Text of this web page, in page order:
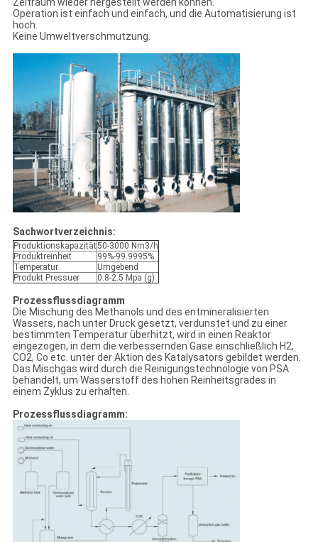
Zeitraum wieder hergestellt werden können.
Operation ist einfach und einfach, und die Automatisierung ist
hoch.
Keine Umweltverschmutzung.
Sachwortverzeichnis:
Produktionskapazität50-3000 Nm3/h
Produktreinheit
99%-99.9995%
Temperatur
Umgebend
Produkt Pressuer
0.8-2.5 Mpa (g)
Prozessflussdiagramm
Die Mischung des Methanols und des entmineralisierten
Wassers, nach unter Druck gesetzt, verdunstet und zu einer
bestimmten Temperatur überhitzt, wird in einen Reaktor
eingezogen, in dem die verbessernden Gase einschließlich H2,
CO2, Co etc. unter der Aktion des Katalysators gebildet werden.
Das Mischgas wird durch die Reinigungstechnologie von PSA
behandelt, um Wasserstoff des hohen Reinheitsgrades in
einem Zyklus zu erhalten.
Prozessflussdiagramm: